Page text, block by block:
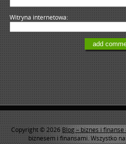
Witryna internetowa
Copyright © 2026Blog – biznes i finanse
biznesem i finansami. Wszystko